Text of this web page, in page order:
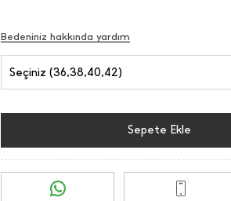
Bedeniniz hakkında yardım
Seçiniz (36,38,40,42)
Sepete Ekle